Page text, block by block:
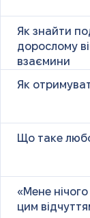
Як знайти
дорослому
взаємини
Як
Що таке
«Мене
цим